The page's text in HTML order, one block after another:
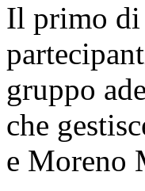
Il primo di
gruppo
che
e Moreno